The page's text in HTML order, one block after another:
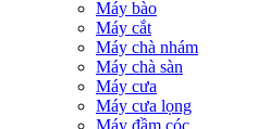
Máy bào
Máy cắt
Máy chà nhám
Máy chà sàn
Máy cưa
Máy cưa lọng
Máy đầm cóc